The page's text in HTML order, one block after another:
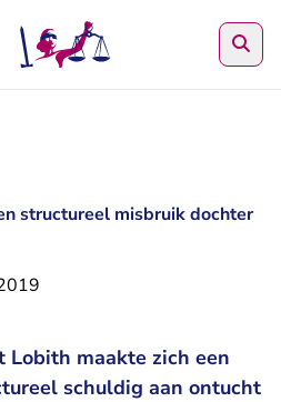
structureel misbruik dochter
Lobith maakte zich een
schuldig aan ontucht